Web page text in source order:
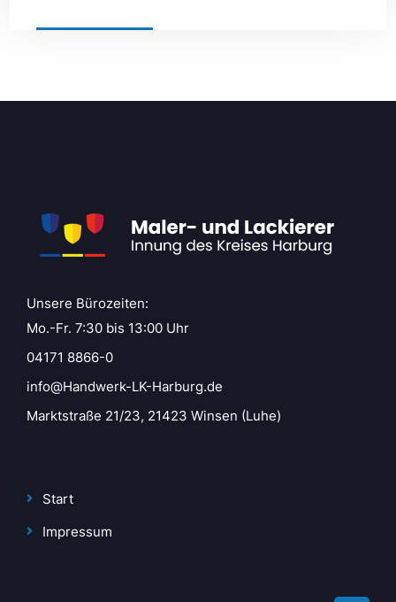
Unsere Bürozeiten:
Mo.-Fr. 7:30 bis 13:00 Uhr
04171 8866-0
info@Handwerk-LK-Harburg.de
Marktstraße 21/23, 21423 Winsen (Luhe)
Start
Impressum